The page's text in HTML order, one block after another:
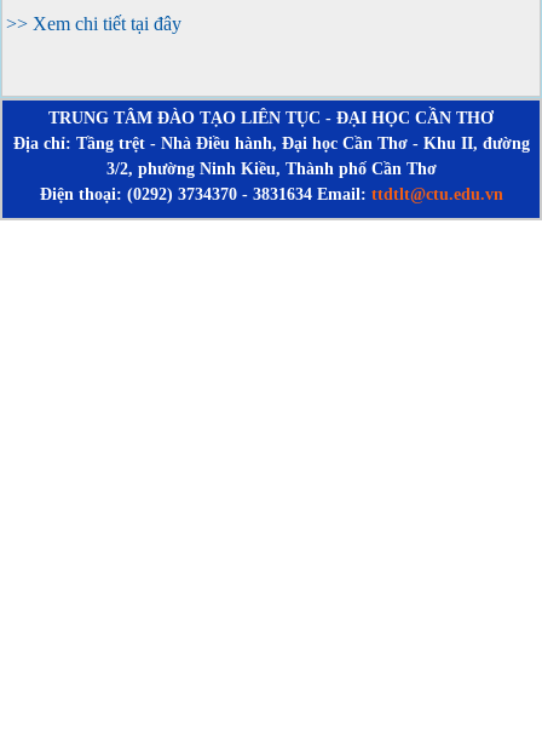
>> Xem chi tiết tại đây
TRUNG TÂM ĐÀO TẠO LIÊN TỤC - ĐẠI HỌC CẦN THƠ
Địa chỉ: Tầng trệt - Nhà Điều hành, Đại học Cần Thơ - Khu II, đường
3/2, phường Ninh Kiều, Thành phố Cần Thơ
Điện thoại: (0292) 3734370 - 3831634 Email: ttdtlt@ctu.edu.vn